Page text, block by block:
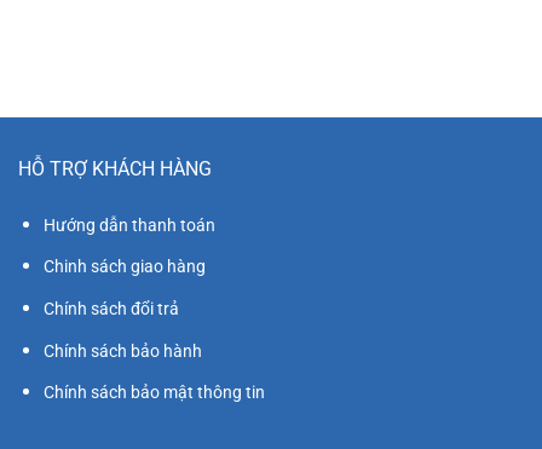
HỖ TRỢ KHÁCH HÀNG
Hướng dẫn thanh toán
Chinh sách giao hàng
Chính sách đổi trả
Chính sách bảo hành
Chính sách bảo mật thông tin